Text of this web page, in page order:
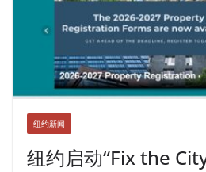
纽约新闻
纽约启动“Fix the